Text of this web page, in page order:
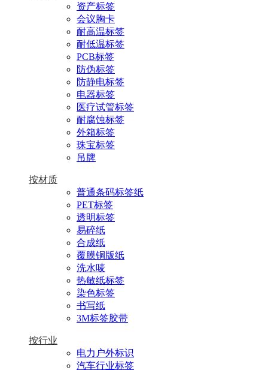
资产标签
会议胸卡
耐高温标签
耐低温标签
PCB标签
防伪标签
防静电标签
电器标签
医疗试管标签
耐腐蚀标签
外箱标签
珠宝标签
吊牌
按材质
普通条码标签纸
PET标签
透明标签
易碎纸
合成纸
覆膜铜版纸
洗水唛
热敏纸标签
染色标签
书写纸
3M标签胶带
按行业
电力户外标识
汽车行业标签